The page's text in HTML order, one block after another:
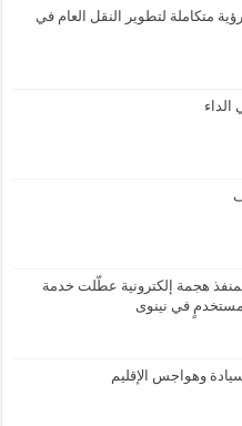
متكاملة لتطوير النقل العام في
الداء
هجمة إلكترونية عطّلت خدمة
وهواجس الإقليم